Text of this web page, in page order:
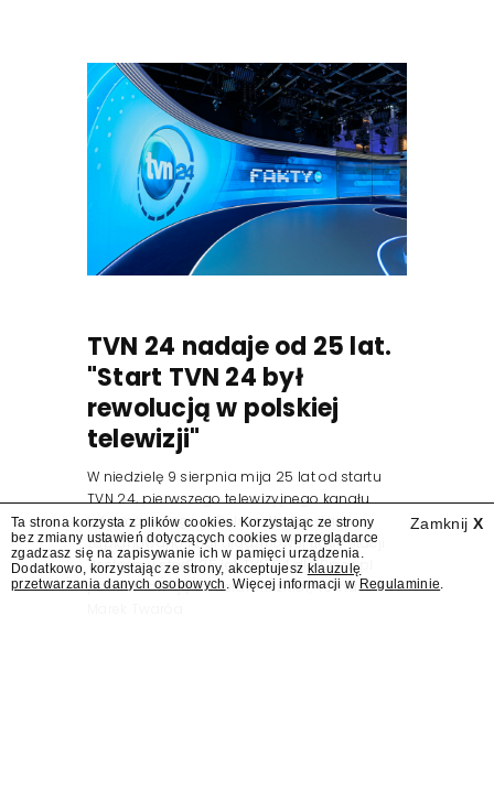
TVN 24 nadaje od 25 lat.
"Start TVN 24 był
rewolucją w polskiej
telewizji"
W niedzielę 9 sierpnia mija 25 lat od startu
TVN 24, pierwszego telewizyjnego kanału
informacyjnego w Polsce. Na ten dzień
zaplanowano finał urodzinowej trasy stacji
"Jesteśmy stąd". 25 lat TVN 24 dla Press.pl
podsumowują Jarosław Kuźniar, Tomasz Lis i
Zamknij X
Ta strona korzysta z plików cookies. Korzystając ze strony
bez zmiany ustawień dotyczących cookies w przeglądarce
zgadzasz się na zapisywanie ich w pamięci urządzenia.
Dodatkowo, korzystając ze strony, akceptujesz klauzulę
przetwarzania danych osobowych . Więcej informacji w Regulaminie.